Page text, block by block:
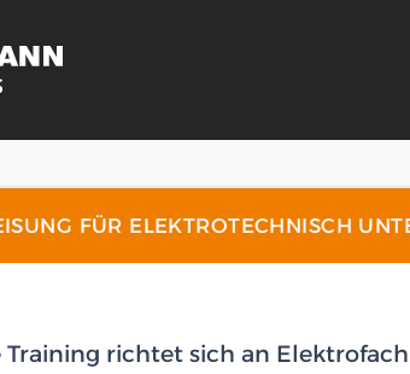
FÜR ELEKTROTECHNISCH
Training richtet sich an